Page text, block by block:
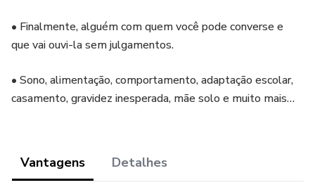
• Finalmente, alguém com quem você pode converse e
que vai ouvi-la sem julgamentos.
• Sono, alimentação, comportamento, adaptação escolar,
casamento, gravidez inesperada, mãe solo e muito mais…
Vantagens Detalhes